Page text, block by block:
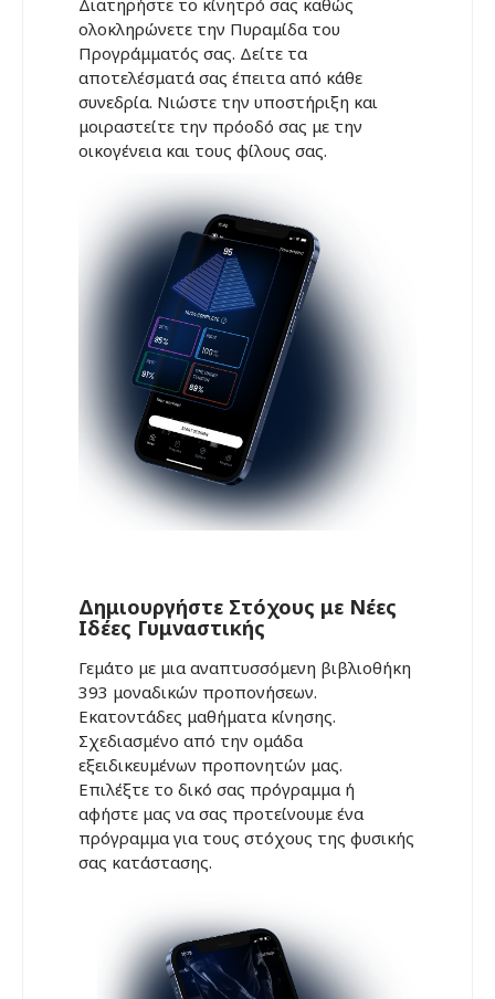
ολοκληρώνετε την Πυραμίδα του
Προγράμματός σας. Δείτε τα
αποτελέσματά σας έπειτα από κάθε
συνεδρία. Νιώστε την υποστήριξη και
μοιραστείτε την πρόοδό σας με την
οικογένεια και τους φίλους σας.
Δημιουργήστε Στόχους με Νέες
Ιδέες Γυμναστικής
Γεμάτο με μια αναπτυσσόμενη βιβλιοθήκη
393 μοναδικών προπονήσεων.
Εκατοντάδες μαθήματα κίνησης.
Σχεδιασμένο από την ομάδα
εξειδικευμένων προπονητών μας.
Επιλέξτε το δικό σας πρόγραμμα ή
αφήστε μας να σας προτείνουμε ένα
πρόγραμμα για τους στόχους της φυσικής
σας κατάστασης.